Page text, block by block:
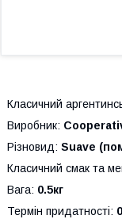
Класичний
Виробник:
Різновид: Suave
Класичний смак та
Вага: 0.5кг
Термін придатності: